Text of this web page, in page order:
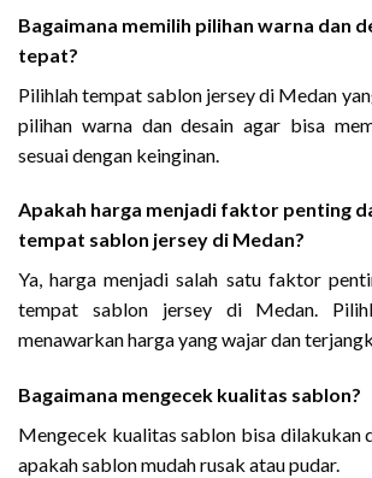
Bagaimana memilih pilihan warna dan
tepat?
Pilihlah tempat sablon jersey di Medan
pilihan warna dan desain agar bisa
sesuai dengan keinginan.
Apakah harga menjadi faktor penting
tempat sablon jersey di Medan?
Ya, harga menjadi salah satu faktor
tempat sablon jersey di Medan.
menawarkan harga yang wajar dan
Bagaimana mengecek kualitas sablon?
Mengecek kualitas sablon bisa dilakukan
apakah sablon mudah rusak atau pudar.